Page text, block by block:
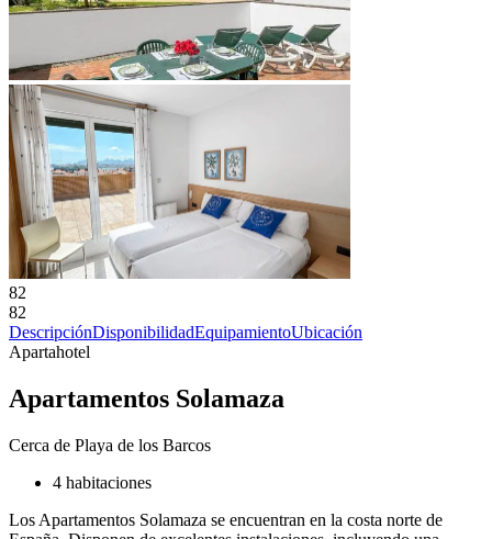
82
82
DescripciónDisponibilidadEquipamientoUbicación
Apartahotel
Apartamentos Solamaza
Cerca de Playa de los Barcos
4 habitaciones
Los Apartamentos Solamaza se encuentran en la costa norte de